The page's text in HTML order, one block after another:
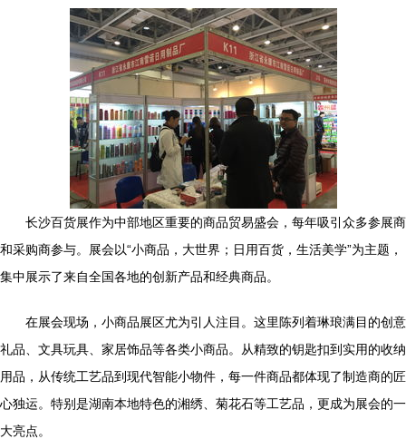
长沙百货展作为中部地区重要的商品贸易盛会，每年吸引众多参展商
和采购商参与。展会以“小商品，大世界；日用百货，生活美学”为主题，
集中展示了来自全国各地的创新产品和经典商品。
在展会现场，小商品展区尤为引人注目。这里陈列着琳琅满目的创意
礼品、文具玩具、家居饰品等各类小商品。从精致的钥匙扣到实用的收纳
用品，从传统工艺品到现代智能小物件，每一件商品都体现了制造商的匠
心独运。特别是湖南本地特色的湘绣、菊花石等工艺品，更成为展会的一
大亮点。